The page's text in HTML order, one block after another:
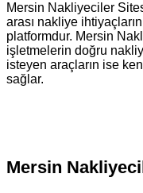
Mersin Nakliyeciler
arası nakliye
platformdur. Mersin
işletmelerin doğru
isteyen araçların ise
sağlar.
Mersin